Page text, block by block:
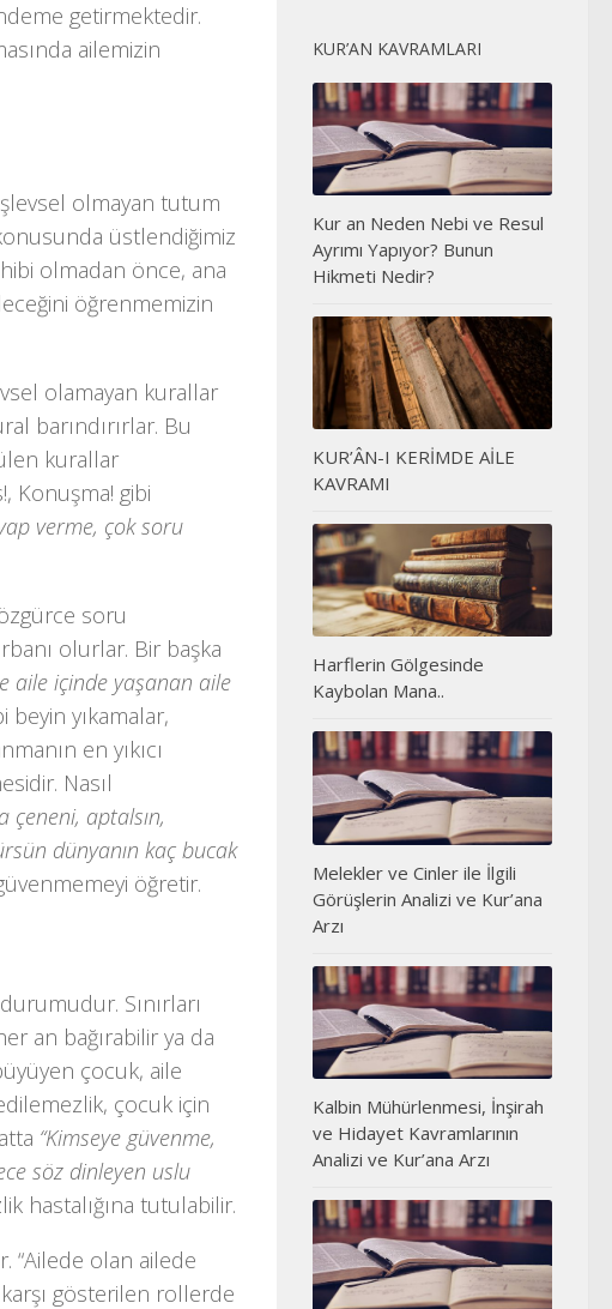
getirmektedir.
ailemizin
olmayan tutum
üstlendiğimiz
olmadan önce, ana
öğrenmemizin
olamayan kurallar
barındırırlar. Bu
kurallar
Konuşma! gibi
verme, çok soru
soru
olurlar. Bir başka
aile içinde yaşanan aile
beyin yıkamalar,
en yıkıcı
Nasıl
çeneni, aptalsın,
dünyanın kaç bucak
öğretir.
Sınırları
an bağırabilir ya da
çocuk, aile
çocuk için
“Kimseye güvenme,
söz dinleyen uslu
hastalığına tutulabilir.
“Ailede olan ailede
karşı gösterilen rollerde
KUR’AN KAVRAMLARI
Kur an Neden Nebi ve Resul
Ayrımı Yapıyor? Bunun
Hikmeti Nedir?
KUR’ÂN-I KERİMDE AİLE
KAVRAMI
Harflerin Gölgesinde
Kaybolan Mana..
Melekler ve Cinler ile İlgili
Görüşlerin Analizi ve Kur’ana
Arzı
Kalbin Mühürlenmesi, İnşirah
ve Hidayet Kavramlarının
Analizi ve Kur’ana Arzı